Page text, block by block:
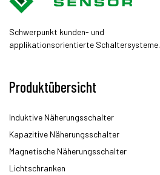
Schwerpunkt kunden- und
applikationsorientierte Schaltersysteme.
Produktübersicht
Induktive Näherungsschalter
Kapazitive Näherungsschalter
Magnetische Näherungsschalter
Lichtschranken